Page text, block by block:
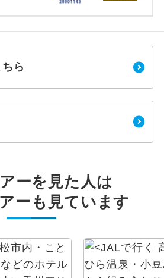
ら
ーを見た人は
ーも見ています